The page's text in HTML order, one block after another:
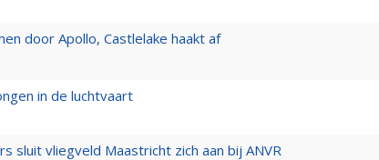
door Apollo, Castlelake haakt af
in de luchtvaart
sluit vliegveld Maastricht zich aan bij ANVR